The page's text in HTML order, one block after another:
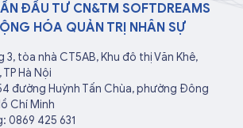
ĐẦU TƯ CN&TM SOFTDREAMS
HÓA QUẢN TRỊ NHÂN SỰ
3, tòa nhà CT5AB, Khu đô thị Văn Khê,
Hà Nội
đường Huỳnh Tấn Chùa, phường Đông
Chí Minh
0869 425 631